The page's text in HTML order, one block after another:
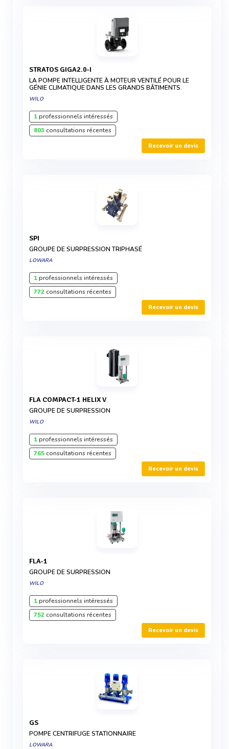
STRATOS GIGA2.0-I
LA POMPE INTELLIGENTE À MOTEUR VENTILÉ POUR LE
GÉNIE CLIMATIQUE DANS LES GRANDS BÂTIMENTS.
WILO
1professionnels intéressés
803 consultations récentes
Recevoir un devis
SPI
GROUPE DE SURPRESSION TRIPHASÉ
LOWARA
1professionnels intéressés
772consultations récentes
Recevoir un devis
FLA COMPACT-1 HELIX V
GROUPE DE SURPRESSION
WILO
1professionnels intéressés
765consultations récentes
Recevoir un devis
FLA-1
GROUPE DE SURPRESSION
WILO
1professionnels intéressés
752consultations récentes
Recevoir un devis
GS
POMPE CENTRIFUGE STATIONNAIRE
LOWARA